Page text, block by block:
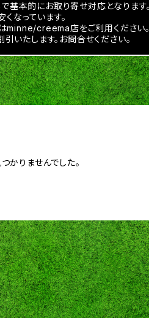
基本的にお取り寄せ対応となります。
なっています。
minne/creema店をご利用ください。
いたします。お問合せください。
かりませんでした。